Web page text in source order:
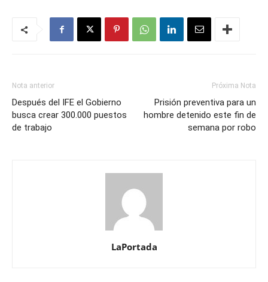
Nota anterior
Después del IFE el Gobierno
busca crear 300.000 puestos
de trabajo
Próxima Nota
Prisión preventiva para un
hombre detenido este fin de
semana por robo
LaPortada